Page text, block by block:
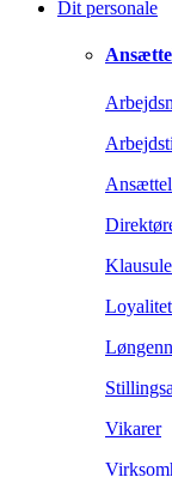
Dit personale
Vikarer